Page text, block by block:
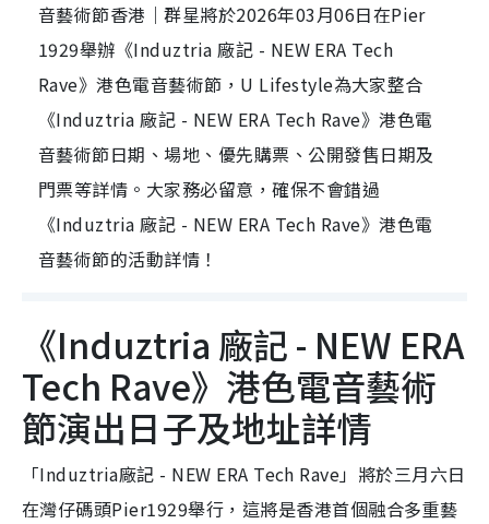
音藝術節香港｜群星將於2026年03月06日在Pier
1929舉辦《Induztria 廠記 - NEW ERA Tech
Rave》港色電音藝術節，U Lifestyle為大家整合
《Induztria 廠記 - NEW ERA Tech Rave》港色電
音藝術節日期、場地、優先購票、公開發售日期及
門票等詳情。大家務必留意，確保不會錯過
《Induztria 廠記 - NEW ERA Tech Rave》港色電
音藝術節的活動詳情！
《Induztria 廠記 - NEW ERA
Tech Rave》港色電音藝術
節演出日子及地址詳情
「Induztria廠記 - NEW ERA Tech Rave」將於三月六日
在灣仔碼頭Pier1929舉行，這將是香港首個融合多重藝